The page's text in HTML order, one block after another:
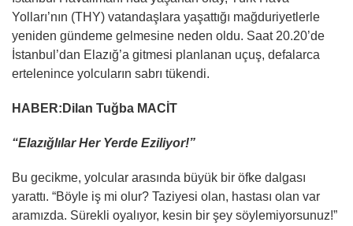
Yolları’nın (THY) vatandaşlara yaşattığı mağduriyetlerle
yeniden gündeme gelmesine neden oldu. Saat 20.20’de
İstanbul’dan Elazığ’a gitmesi planlanan uçuş, defalarca
ertelenince yolcuların sabrı tükendi.
HABER:Dilan Tuğba MACİT
“Elazığlılar Her Yerde Eziliyor!”
Bu gecikme, yolcular arasında büyük bir öfke dalgası
yarattı. “Böyle iş mi olur? Taziyesi olan, hastası olan var
aramızda. Sürekli oyalıyor, kesin bir şey söylemiyorsunuz!”